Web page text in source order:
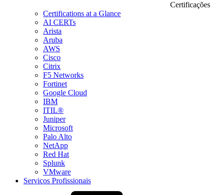
Certificações
Certifications at a Glance
AI CERTs
Arista
Aruba
AWS
Cisco
Citrix
F5 Networks
Fortinet
Google Cloud
IBM
ITIL®
Juniper
Microsoft
Palo Alto
NetApp
Red Hat
Splunk
VMware
Serviços Profissionais